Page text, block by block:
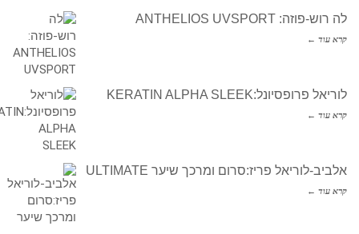
לה רוש-פוזה: ANTHELIOS UVSPORT
קרא עוד ←
לוריאל פרופסיונל:KERATIN ALPHA SLEEK
קרא עוד ←
אלביב-לוריאל פריז:סרום ומרכך שיער ULTIMATE
קרא עוד ←